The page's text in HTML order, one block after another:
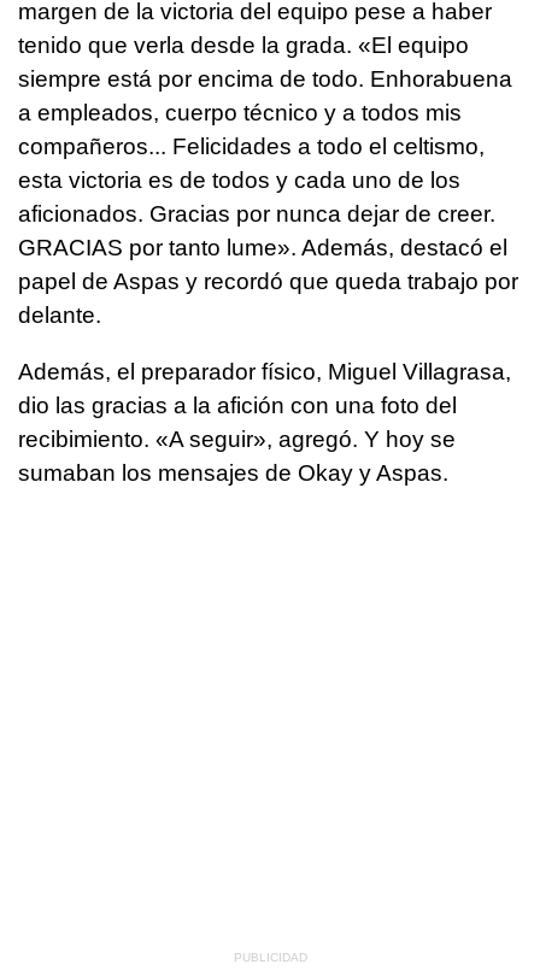
margen de la victoria del equipo pese a haber
tenido que verla desde la grada. «El equipo
siempre está por encima de todo. Enhorabuena
a empleados, cuerpo técnico y a todos mis
compañeros... Felicidades a todo el celtismo,
esta victoria es de todos y cada uno de los
aficionados. Gracias por nunca dejar de creer.
GRACIAS por tanto lume». Además, destacó el
papel de Aspas y recordó que queda trabajo por
delante.
Además, el preparador físico, Miguel Villagrasa,
dio las gracias a la afición con una foto del
recibimiento. «A seguir», agregó. Y hoy se
sumaban los mensajes de Okay y Aspas.